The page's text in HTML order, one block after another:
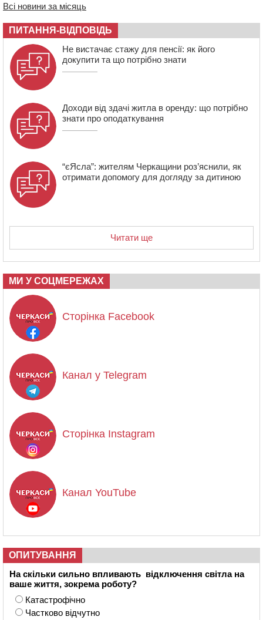
потрібно знати
08:23 У Черкасах виявили низку недоліків у гуртожитку, де
проживають ВПО
07 СЕРПНЯ 2026, П'ЯТНИЦЯ
20:55
На Черкащині врятували рідкісного чорного грифа
(ФОТО)
Всі новини за місяць
ПИТАННЯ-ВІДПОВІДЬ
Не вистачає стажу для пенсії: як його
докупити та що потрібно знати
Доходи від здачі житла в оренду: що потрібно
знати про оподаткування
“єЯсла”: жителям Черкащини роз’яснили, як
отримати допомогу для догляду за дитиною
Читати ще
МИ У СОЦМЕРЕЖАХ
Сторінка Facebook
Канал у Telegram
Сторінка Instagram
Канал YouTube
ОПИТУВАННЯ
На скільки сильно впливають відключення світла на
ваше життя, зокрема роботу?
Катастрофічно
Частково відчутно